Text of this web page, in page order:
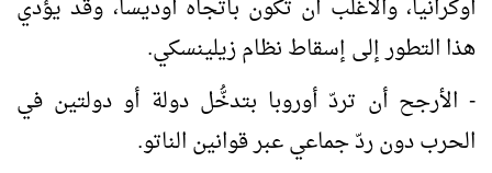
أوكرانيا، والأغلب أن تكون باتجاه أوديسا، وقد يؤدي
هذا التطور إلى إسقاط نظام زيلينسكي.
- الأرجح أن تردّ أوروبا بتدخُّل دولة أو دولتين في
الحرب دون ردّ جماعي عبر قوانين الناتو.